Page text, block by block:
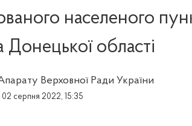
населеного
Донецької області
Верховної Ради України
02 серпня 2022, 15:35